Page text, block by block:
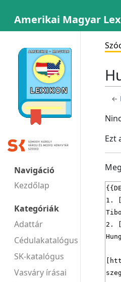
Amerikai Magyar
Navigáció
Kezdőlap
Kategóriák
Adattár
Cédulakatalógus
SK-katalógus
Vasváry írásai
←
Ezt